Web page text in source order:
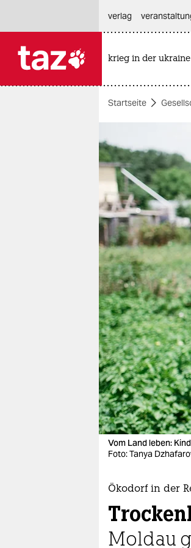
themen
politik
öko
gesellschaft
kultur
sport
berlin
nord
wahrheit
verlag
verlag
veranstaltungen
shop
fragen & hilfe
abo
verlag
krieg in der ukraine
Startseite
Vom Land leben:
Foto: Tanya
Ökodorf in der
Moldau